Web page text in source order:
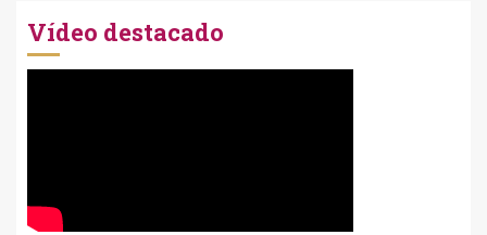
Vídeo destacado